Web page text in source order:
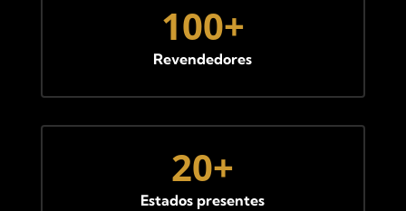
100+
Revendedores
20+
Estados presentes